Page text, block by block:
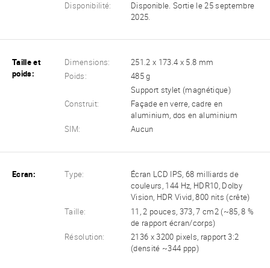
Disponibilité:
Disponible. Sortie le 25 septembre
2025.
Taille et
poids:
Dimensions:
251.2 x 173.4 x 5.8 mm
Poids:
485 g
Support stylet (magnétique)
Construit:
Façade en verre, cadre en
aluminium, dos en aluminium
SIM:
Aucun
Ecran: Type:
Écran LCD IPS, 68 milliards de
couleurs, 144 Hz, HDR10, Dolby
Vision, HDR Vivid, 800 nits (crête)
Taille:
11, 2 pouces, 373, 7 cm2 (~85, 8 %
de rapport écran/corps)
Résolution:
2136 x 3200 pixels, rapport 3:2
(densité ~344 ppp)